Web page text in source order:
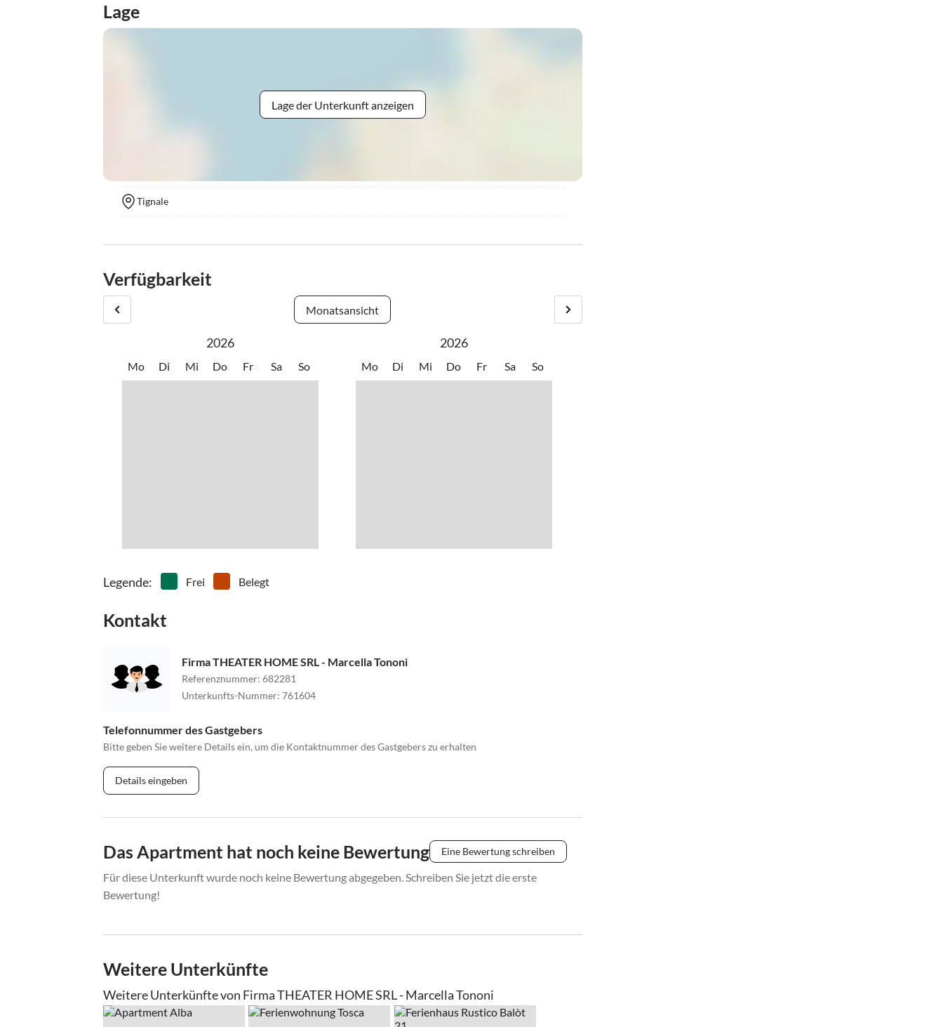
Lage
Lage der Unterkunft anzeigen
Tignale
Verfügbarkeit
Monatsansicht
2026
Mo Di Mi Do Fr Sa So
2026
Mo Di Mi Do Fr Sa So
Legende: Frei Belegt
Kontakt
Firma THEATER HOME SRL - Marcella Tononi
Referenznummer: 682281
Unterkunfts-Nummer: 761604
Telefonnummer des Gastgebers
Bitte geben Sie weitere Details ein, um die Kontaktnummer des Gastgebers zu erhalten
Details eingeben
Das Apartment hat noch keine Bewertung Eine Bewertung schreiben
Für diese Unterkunft wurde noch keine Bewertung abgegeben. Schreiben Sie jetzt die erste
Bewertung!
Weitere Unterkünfte
Weitere Unterkünfte von Firma THEATER HOME SRL - Marcella Tononi